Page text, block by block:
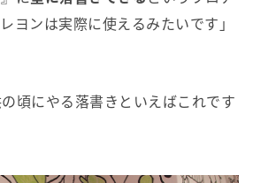
ヨンは実際に使えるみたいです」
頃にやる落書きといえばこれです